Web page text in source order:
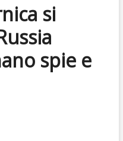
si
spie e